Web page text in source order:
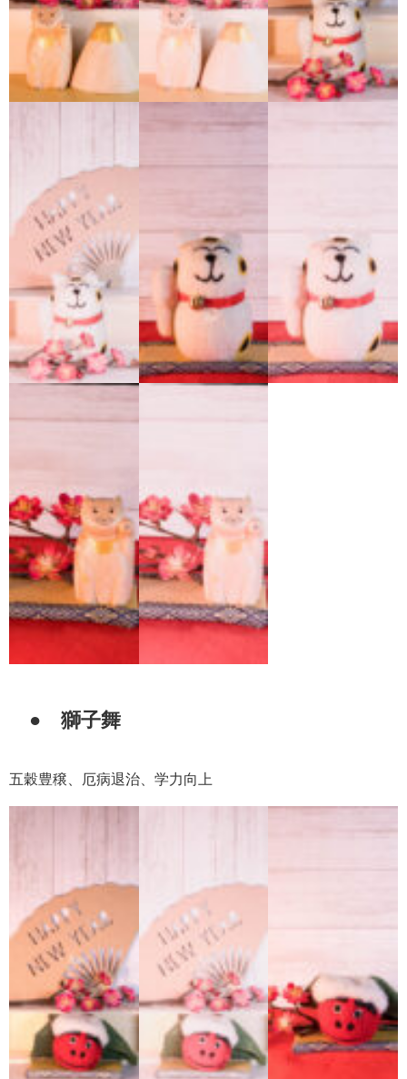
● 獅子舞
五穀豊穣、厄病退治、学力向上